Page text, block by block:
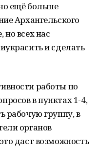
ещё больше
Архангельского
всех нас
и сделать
работы по
в пунктах 1-4,
рабочую группу, в
органов
даст возможность